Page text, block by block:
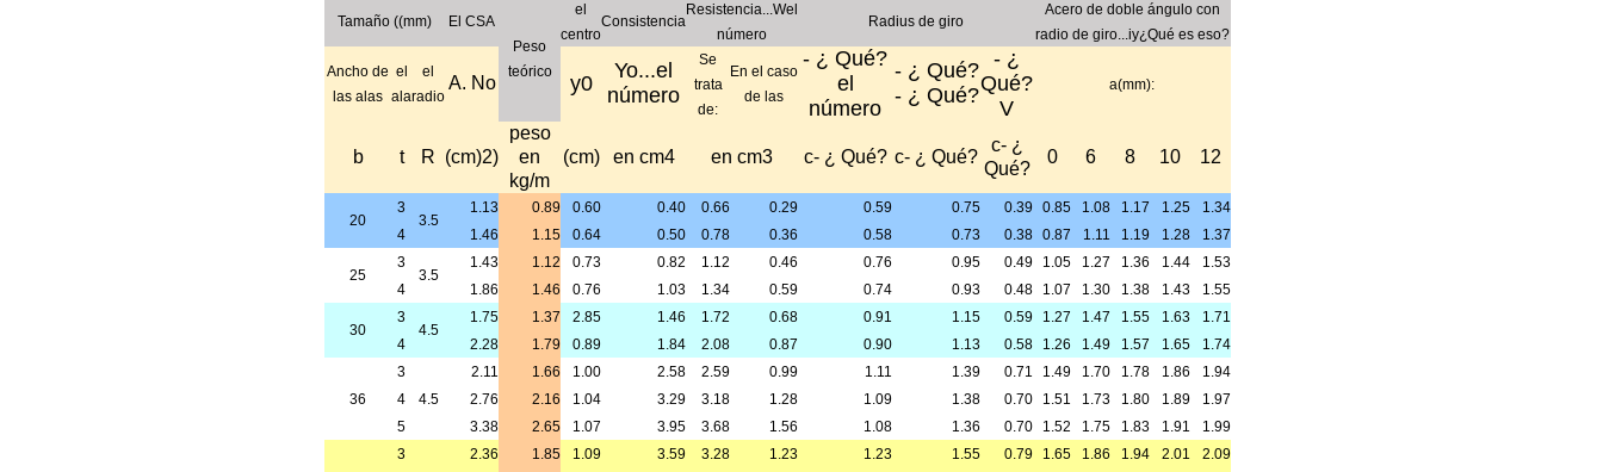
Tamaño ((mm)
El CSA
Peso
teórico
el
centro
Consistencia
Resistencia...Wel
número
Radius de giro
Acero de doble ángulo con
radio de giro...iy¿Qué es eso?
Ancho de
las alas
el
ala
el
radio
A. No y0
Yo...el
número
Se
trata
de:
En el caso
de las
- ¿ Qué?
el
número
- ¿ Qué?
- ¿ Qué?
- ¿
Qué?
V
a(mm):
b t R (cm)2)
peso
en
kg/m
(cm) en cm4 en cm3 c- ¿ Qué? c- ¿ Qué?
c- ¿
Qué?
0 6 8 10 12
20
3
3.5
1.13 0.89 0.60 0.40 0.66 0.29 0.59 0.75 0.39 0.85 1.08 1.17 1.25
1.34
4
1.46 1.15 0.64 0.50 0.78 0.36 0.58 0.73 0.38 0.87 1.11 1.19 1.28 1.37
25
3
3.5
1.43 1.12 0.73 0.82 1.12 0.46 0.76 0.95 0.49 1.05 1.27 1.36 1.44
1.53
4
1.86 1.46 0.76 1.03 1.34 0.59 0.74 0.93 0.48 1.07 1.30 1.38 1.43 1.55
30
3
4.5
1.75 1.37 2.85 1.46 1.72 0.68 0.91 1.15 0.59 1.27 1.47 1.55 1.63
1.71
4
2.28 1.79 0.89 1.84 2.08 0.87 0.90 1.13 0.58 1.26 1.49 1.57 1.65 1.74
36
3
4.5
2.11 1.66 1.00 2.58 2.59 0.99 1.11 1.39 0.71 1.49 1.70 1.78 1.86
1.94
4
2.76 2.16 1.04 3.29 3.18 1.28 1.09 1.38 0.70 1.51 1.73 1.80 1.89
1.97
5
3.38 2.65 1.07 3.95 3.68 1.56 1.08 1.36 0.70 1.52 1.75 1.83 1.91 1.99
3
2.36 1.85 1.09 3.59 3.28 1.23 1.23 1.55 0.79 1.65 1.86 1.94 2.01
2.09